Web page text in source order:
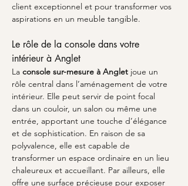
client exceptionnel et pour transformer vos
aspirations en un meuble tangible.
Le rôle de la console dans votre
intérieur à Anglet
La console sur-mesure à Anglet joue un
rôle central dans l’aménagement de votre
intérieur. Elle peut servir de point focal
dans un couloir, un salon ou même une
entrée, apportant une touche d’élégance
et de sophistication. En raison de sa
polyvalence, elle est capable de
transformer un espace ordinaire en un lieu
chaleureux et accueillant. Par ailleurs, elle
offre une surface précieuse pour exposer